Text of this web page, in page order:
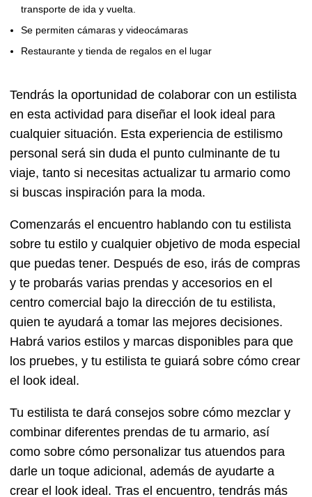
transporte de ida y vuelta.
Se permiten cámaras y videocámaras
Restaurante y tienda de regalos en el lugar
Tendrás la oportunidad de colaborar con un estilista
en esta actividad para diseñar el look ideal para
cualquier situación. Esta experiencia de estilismo
personal será sin duda el punto culminante de tu
viaje, tanto si necesitas actualizar tu armario como
si buscas inspiración para la moda.
Comenzarás el encuentro hablando con tu estilista
sobre tu estilo y cualquier objetivo de moda especial
que puedas tener. Después de eso, irás de compras
y te probarás varias prendas y accesorios en el
centro comercial bajo la dirección de tu estilista,
quien te ayudará a tomar las mejores decisiones.
Habrá varios estilos y marcas disponibles para que
los pruebes, y tu estilista te guiará sobre cómo crear
el look ideal.
Tu estilista te dará consejos sobre cómo mezclar y
combinar diferentes prendas de tu armario, así
como sobre cómo personalizar tus atuendos para
darle un toque adicional, además de ayudarte a
crear el look ideal. Tras el encuentro, tendrás más